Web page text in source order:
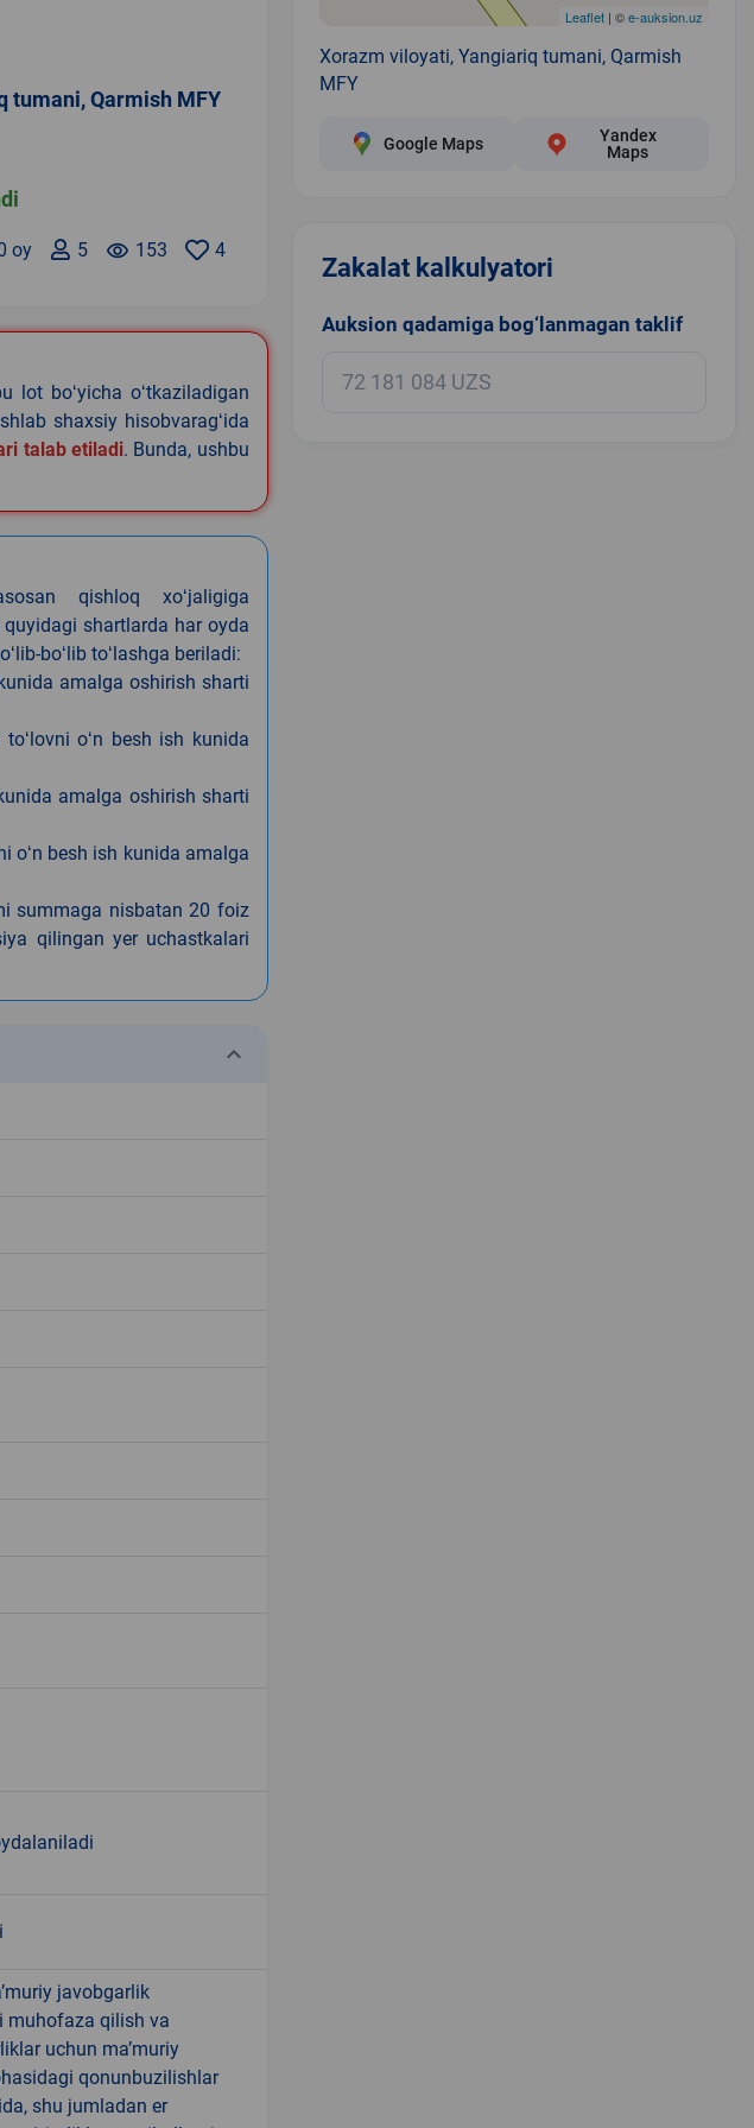
tumani, Qarmish MFY
4
remove_red_eye 153
5
oy
lot boʻyicha oʻtkaziladigan
shaxsiy hisobvaragʻida
talab etiladi. Bunda, ushbu
qishloq xoʻjaligiga
shartlarda har oyda
boʻlib toʻlashga beriladi:
amalga oshirish sharti
oʻn besh ish kunida
amalga oshirish sharti
oʻn besh ish kunida amalga
summaga nisbatan 20 foiz
qilingan yer uchastkalari
keyboard_arrow_down
javobgarlik
muhofaza qilish va
uchun ma’muriy
qonunbuzilishlar
shu jumladan er
Leaflet| ©e-auksion.uz
Xorazm viloyati, Yangiariq tumani, Qarmish
MFY
Google Maps
Yandex
Maps
Zakalat kalkulyatori
Auksion qadamiga bog‘lanmagan taklif